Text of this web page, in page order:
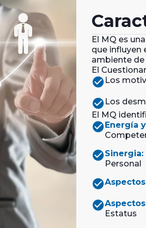
El MQ es
que influyen
ambiente de
El
check_circle Los
check_circle Los
El MQ
check_circleEnergía
check_circleSinergia:
Personal
check_circle
check_circle
Estatus